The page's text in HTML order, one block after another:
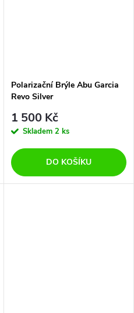
Polarizační Brýle Abu Garcia
Revo Silver
1 500 Kč
Skladem 2 ks
DO KOŠÍKU